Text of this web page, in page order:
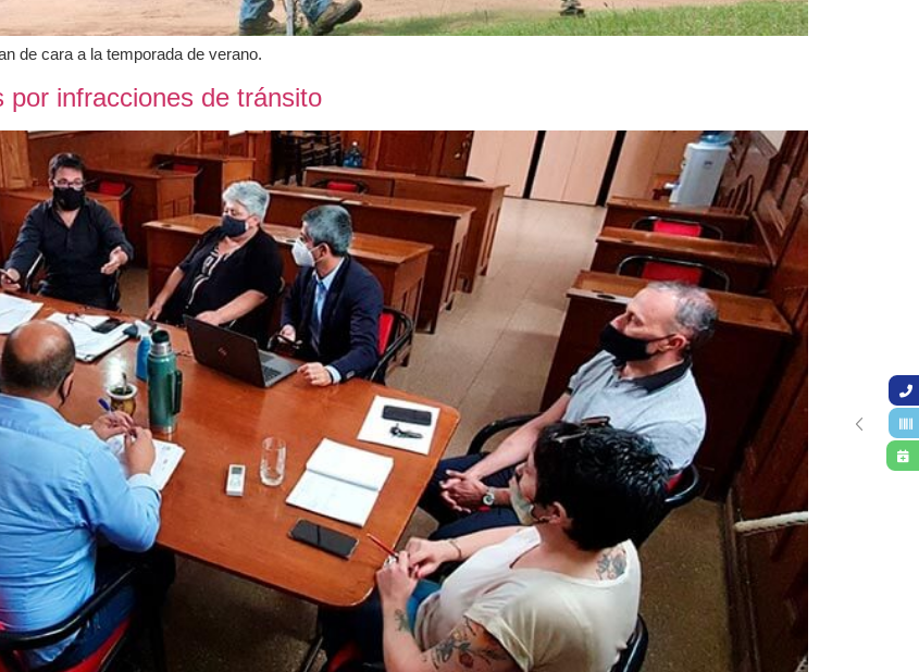
de cara a la temporada de verano.
por infracciones de tránsito